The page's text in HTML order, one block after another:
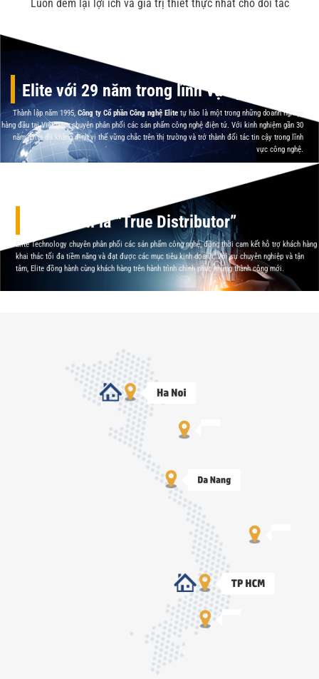
Luôn đem lại lợi ích và giá trị thiết thực nhất cho đối tác
Elite với 29 năm trong lĩnh vực phân phối
Thành lập năm 1995,Công ty Cổ phần Công nghệ Elitetự hào là một trong những doanh nghiệp
hàng đầu tại Việt Nam chuyên phân phối các sản phẩm công nghệ điện tử. Với kinh nghiệm gần 30
năm,Eliteđã khẳng định vị thế vững chắc trên thị trường và trở thành đối tác tin cậy trong lĩnh
vực công nghệ.
Luôn luôn là “True Distributor”
Elite Technology chuyên phân phối các sản phẩm công nghệ, đồng thời cam kết hỗ trợ khách hàng
khai thác tối đa tiềm năng và đạt được các mục tiêu kinh doanh. Với sự chuyên nghiệp và tận
tâm, Elite đồng hành cùng khách hàng trên hành trình chinh phục những thành công mới.